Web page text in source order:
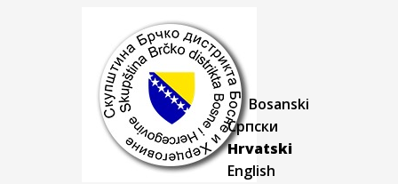
Bosanski
Српски
Hrvatski
English